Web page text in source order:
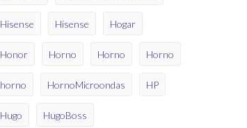
Hisense Hisense Hogar
Honor Horno Horno Horno
horno HornoMicroondas HP
Hugo HugoBoss